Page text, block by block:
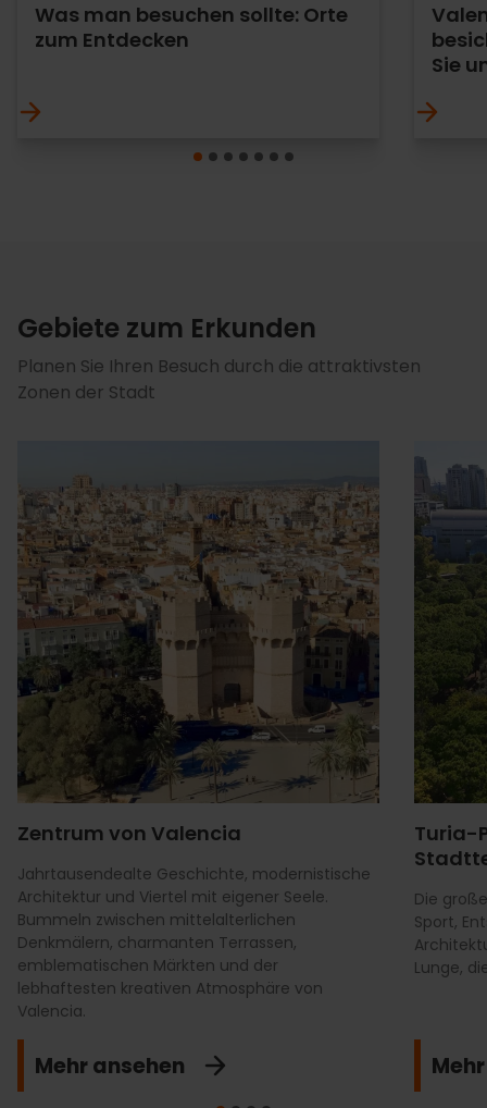
Was man besuchen sollte: Orte
zum Entdecken
Sie
Gebiete zum Erkunden
Planen Sie Ihren Besuch durch die attraktivsten
Zonen der Stadt
Zentrum von Valencia
Jahrtausendealte Geschichte, modernistische
Architektur und Viertel mit eigener Seele.
Bummeln zwischen mittelalterlichen
Denkmälern, charmanten Terrassen,
emblematischen Märkten und der
lebhaftesten kreativen Atmosphäre von
Valencia.
Mehr ansehen
Turia-
Die
Sport,
Lunge,